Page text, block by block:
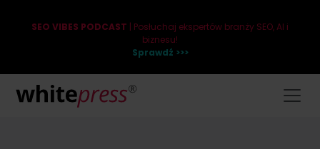
SEO VIBES PODCAST | Posłuchaj ekspertów branży SEO, AI i
biznesu!
Sprawdź >>>